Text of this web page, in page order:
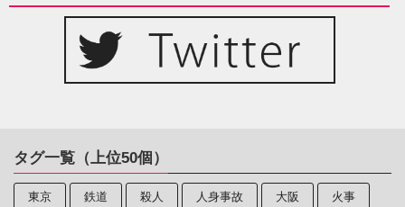
タグ一覧（上位50個）
東京 鉄道 殺人 人身事故 大阪 火事